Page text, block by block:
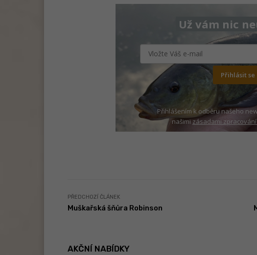
Už vám nic
Přihlásit se
Přihlášením k odběru našeho
našimizásadami zpracování
PŘEDCHOZÍ ČLÁNEK
Muškařská šňůra Robinson
AKČNÍ NABÍDKY